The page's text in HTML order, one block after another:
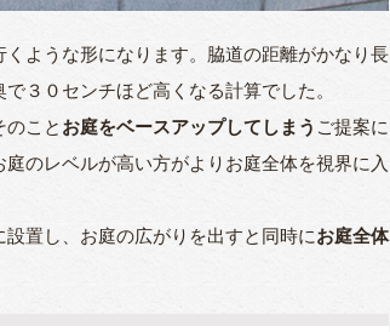
ような形になります。脇道の距離がかなり長
３０センチほど高くなる計算でした。
ことお庭をベースアップしてしまう ご提案に
のレベルが高い方がよりお庭全体を視界に入
置し、お庭の広がりを出すと同時にお庭全体